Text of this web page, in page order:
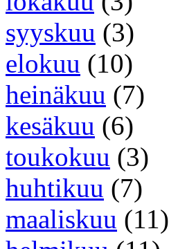
syyskuu (3)
elokuu (10)
heinäkuu (7)
kesäkuu (6)
toukokuu (3)
huhtikuu (7)
maaliskuu (11)